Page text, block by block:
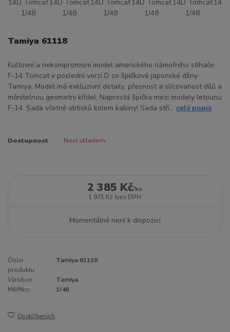
Tamiya 61118
Kultovní a nekompromisní model amerického námořního stíhače
F-14 Tomcat v poslední verzi D ze špičkové japonské dílny
Tamiya. Model má exkluzivní detaily, přesnost a slícovanost dílů a
měnitelnou geometrii křídel. Naprostá špička mezi modely letounu
F-14. Sada včetně obtisků kolem kabiny! Sada stří... celý popis
Dostupnost Není skladem
2 385 Kč/ks
1 971 Kč bez DPH
Momentálně není k dispozici
Číslo
produktu:
Tamiya 61118
Výrobce:
Tamiya
Měřítko:
1/48
Do oblíbených